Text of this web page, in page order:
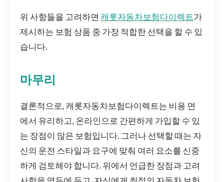
위 사항들을 고려하면 캐롯자동차보험다이렉트가
제시하는 보험 상품 중 가장 적합한 선택을 할 수 있
습니다.
마무리
결론적으로, 캐롯자동차보험다이렉트는 비용 면
에서 유리하고, 온라인으로 간편하게 가입할 수 있
는 장점이 많은 보험입니다. 그러나 선택할 때는 자
신의 운전 스타일과 요구에 맞춰 여러 요소를 신중
하게 검토해야 합니다. 위에서 언급한 장점과 고려